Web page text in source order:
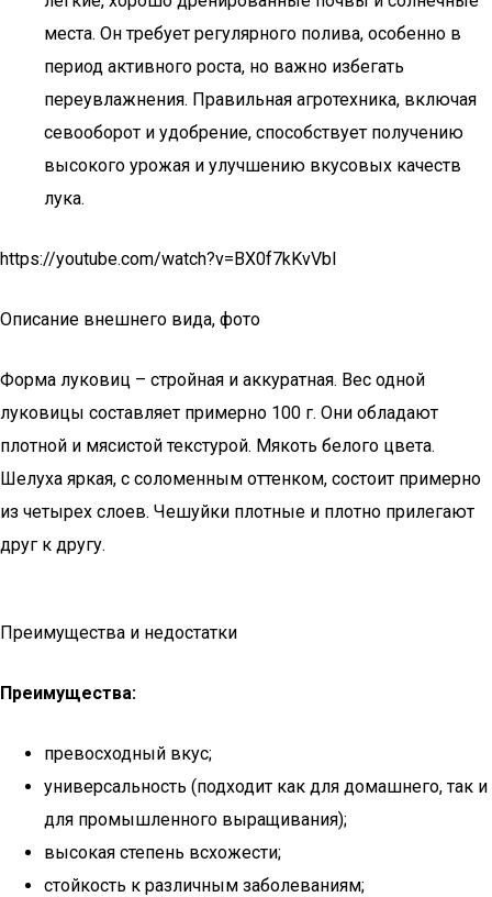
места. Он требует регулярного полива, особенно в
период активного роста, но важно избегать
переувлажнения. Правильная агротехника, включая
севооборот и удобрение, способствует получению
высокого урожая и улучшению вкусовых качеств
лука.
https://youtube.com/watch?v=BX0f7kKvVbI
Описание внешнего вида, фото
Форма луковиц – стройная и аккуратная. Вес одной
луковицы составляет примерно 100 г. Они обладают
плотной и мясистой текстурой. Мякоть белого цвета.
Шелуха яркая, с соломенным оттенком, состоит примерно
из четырех слоев. Чешуйки плотные и плотно прилегают
друг к другу.
Преимущества и недостатки
Преимущества:
превосходный вкус;
универсальность (подходит как для домашнего, так и
для промышленного выращивания);
высокая степень всхожести;
стойкость к различным заболеваниям;